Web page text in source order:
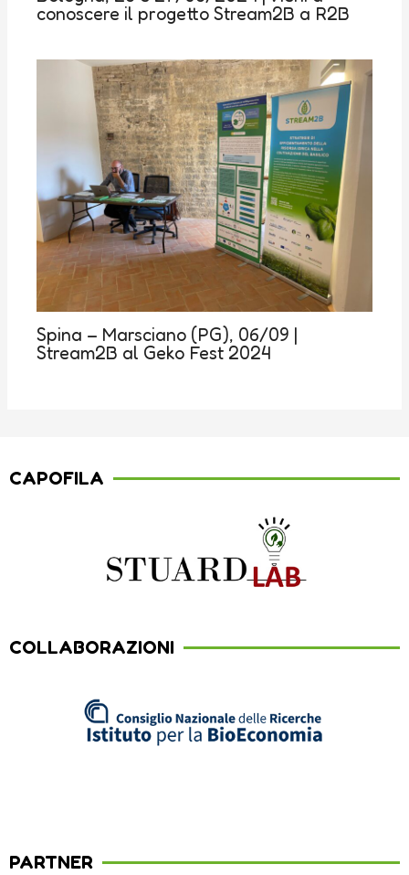
conoscere il progetto Stream2B a R2B
Spina – Marsciano (PG), 06/09 |
Stream2B al Geko Fest 2024
CAPOFILA
COLLABORAZIONI
PARTNER